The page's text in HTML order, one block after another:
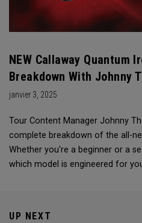
NEW Callaway Quantum
Breakdown With Johnny
janvier 3, 2025
Tour Content Manager Johnny
complete breakdown of the all-
Whether you're a beginner or a
which model is engineered for
UP NEXT